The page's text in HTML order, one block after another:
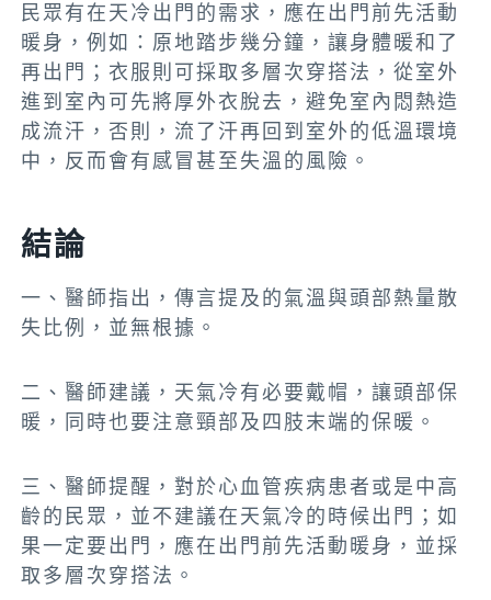
民眾有在天冷出門的需求，應在出門前先活動
暖身，例如：原地踏步幾分鐘，讓身體暖和了
再出門；衣服則可採取多層次穿搭法，從室外
進到室內可先將厚外衣脫去，避免室內悶熱造
成流汗，否則，流了汗再回到室外的低溫環境
中，反而會有感冒甚至失溫的風險。
結論
一、醫師指出，傳言提及的氣溫與頭部熱量散
失比例，並無根據。
二、醫師建議，天氣冷有必要戴帽，讓頭部保
暖，同時也要注意頸部及四肢末端的保暖。
三、醫師提醒，對於心血管疾病患者或是中高
齡的民眾，並不建議在天氣冷的時候出門；如
果一定要出門，應在出門前先活動暖身，並採
取多層次穿搭法。